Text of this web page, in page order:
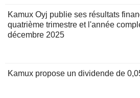
Kamux Oyj publie ses résultats
quatrième trimestre et l'année
décembre 2025
Kamux propose un dividende de